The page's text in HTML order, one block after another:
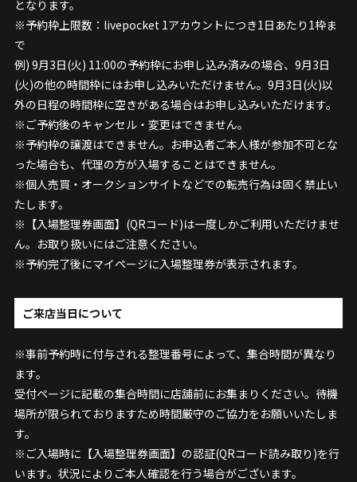
となります。
※予約枠上限数：livepocket 1アカウントにつき1日あたり1枠ま
で
例) 9月3日(火) 11:00の予約枠にお申し込み済みの場合、9月3日
(火)の他の時間枠にはお申し込みいただけません。9月3日(火)以
外の日程の時間枠に空きがある場合はお申し込みいただけます。
※ご予約後のキャンセル・変更はできません。
※予約枠の譲渡はできません。お申込者ご本人様が参加不可とな
った場合も、代理の方が入場することはできません。
※個人売買・オークションサイトなどでの転売行為は固く禁止い
たします。
※【入場整理券画面】(QRコード)は一度しかご利用いただけませ
ん。お取り扱いにはご注意ください。
※予約完了後にマイページに入場整理券が表示されます。
ご来店当日について
※事前予約時に付与される整理番号によって、集合時間が異なり
ます。
受付ページに記載の集合時間に店舗前にお集まりください。待機
場所が限られておりますため時間厳守のご協力をお願いいたしま
す。
※ご入場時に【入場整理券画面】の認証(QRコード読み取り)を行
います。状況によりご本人確認を行う場合がございます。